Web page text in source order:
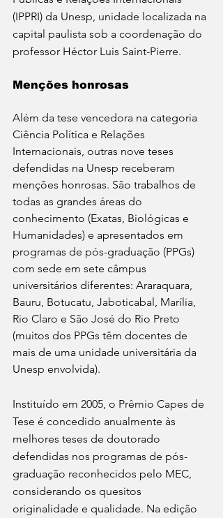
(IPPRI) da Unesp, unidade localizada na
capital paulista sob a coordenação do
professor Héctor Luis Saint-Pierre.
Menções honrosas
Além da tese vencedora na categoria
Ciência Política e Relações
Internacionais, outras nove teses
defendidas na Unesp receberam
menções honrosas. São trabalhos de
todas as grandes áreas do
conhecimento (Exatas, Biológicas e
Humanidades) e apresentados em
programas de pós-graduação (PPGs)
com sede em sete câmpus
universitários diferentes: Araraquara,
Bauru, Botucatu, Jaboticabal, Marília,
Rio Claro e São José do Rio Preto
(muitos dos PPGs têm docentes de
mais de uma unidade universitária da
Unesp envolvida).
Instituído em 2005, o Prêmio Capes de
Tese é concedido anualmente às
melhores teses de doutorado
defendidas nos programas de pós-
graduação reconhecidos pelo MEC,
considerando os quesitos
originalidade e qualidade. Na edição